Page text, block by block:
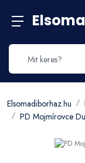
Elsomadiborhaz.hu
PD Mojmírovce